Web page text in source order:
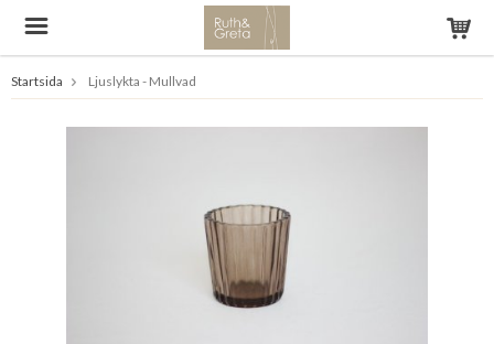
Startsida Ljuslykta - Mullvad